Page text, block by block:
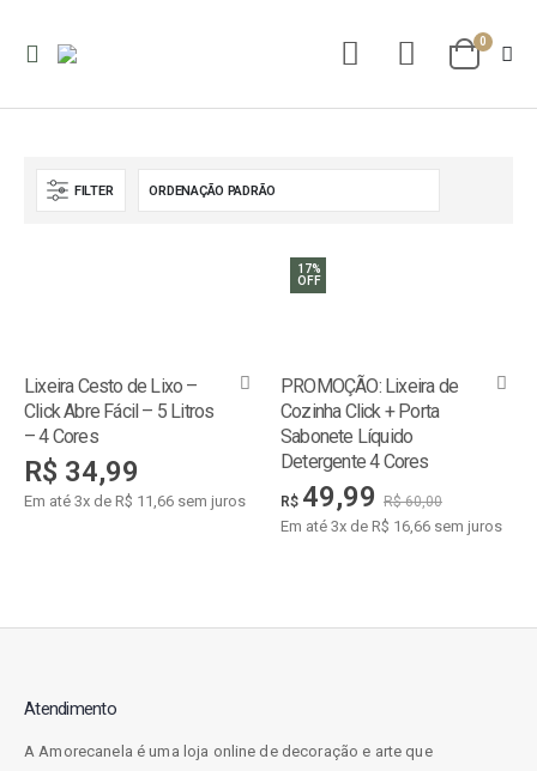
0
FILTER
Lixeira Cesto de Lixo –
Click Abre Fácil – 5 Litros
– 4 Cores
R$ 34,99
Em até 3x de R$ 11,66 sem juros
17%
OFF
PROMOÇÃO: Lixeira de
Cozinha Click + Porta
Sabonete Líquido
Detergente 4 Cores
R$ 49,99 R$60,00
Em até 3x de R$ 16,66 sem juros
Atendimento
A Amorecanela é uma loja online de decoração e arte que